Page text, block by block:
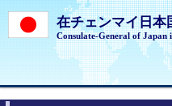
在チェンマイ日本
Consulate-General of Japan